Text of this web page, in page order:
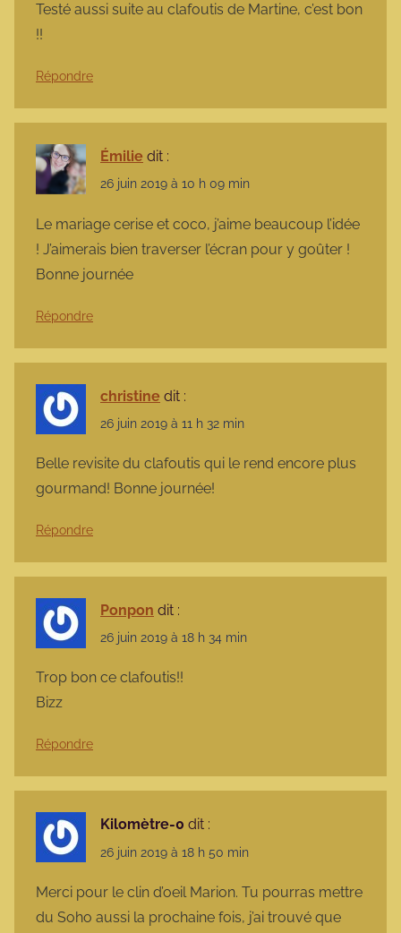
Testé aussi suite au clafoutis de Martine, c’est bon
!!
Répondre
Émilie dit :
26 juin 2019 à 10 h 09 min
Le mariage cerise et coco, j’aime beaucoup l’idée
! J’aimerais bien traverser l’écran pour y goûter !
Bonne journée
Répondre
christine dit :
26 juin 2019 à 11 h 32 min
Belle revisite du clafoutis qui le rend encore plus
gourmand! Bonne journée!
Répondre
Ponpon dit :
26 juin 2019 à 18 h 34 min
Trop bon ce clafoutis!!
Bizz
Répondre
Kilomètre-0 dit :
26 juin 2019 à 18 h 50 min
Merci pour le clin d’oeil Marion. Tu pourras mettre
du Soho aussi la prochaine fois, j’ai trouvé que